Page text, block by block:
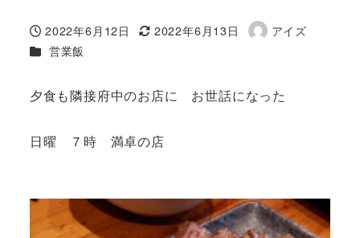
投稿日
2022年6月12日
更新日
2022年6月13日
著
アイズ
カテゴリー
営業飯
夕食も隣接府中のお店に お世話になった
日曜 ７時 満卓の店